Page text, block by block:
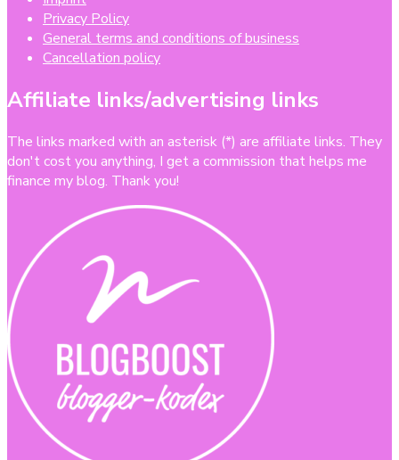
Privacy Policy
General terms and conditions of business
Cancellation policy
Affiliate links/advertising links
The links marked with an asterisk (*) are affiliate links. They
don't cost you anything, I get a commission that helps me
finance my blog. Thank you!